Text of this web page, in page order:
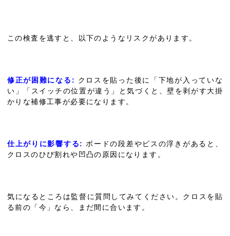
この検査を逃すと、以下のようなリスクがあります。
修正が困難になる: クロスを貼った後に「下地が入っていな
い」「スイッチの位置が違う」と気づくと、壁を剥がす大掛
かりな補修工事が必要になります。
仕上がりに影響する: ボードの段差やビスの浮きがあると、
クロスのひび割れや凹凸の原因になります。
気になるところは監督に質問してみてください。クロスを貼
る前の「今」なら、まだ間に合います。